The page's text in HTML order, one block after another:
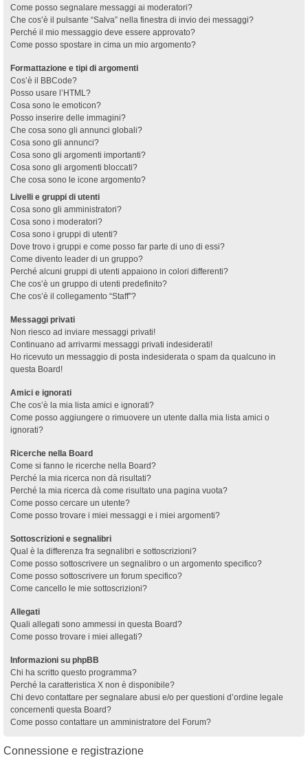
Come posso segnalare messaggi ai moderatori?
Che cos’è il pulsante “Salva” nella finestra di invio dei messaggi?
Perché il mio messaggio deve essere approvato?
Come posso spostare in cima un mio argomento?
Formattazione e tipi di argomenti
Cos’è il BBCode?
Posso usare l’HTML?
Cosa sono le emoticon?
Posso inserire delle immagini?
Che cosa sono gli annunci globali?
Cosa sono gli annunci?
Cosa sono gli argomenti importanti?
Cosa sono gli argomenti bloccati?
Che cosa sono le icone argomento?
Livelli e gruppi di utenti
Cosa sono gli amministratori?
Cosa sono i moderatori?
Cosa sono i gruppi di utenti?
Dove trovo i gruppi e come posso far parte di uno di essi?
Come divento leader di un gruppo?
Perché alcuni gruppi di utenti appaiono in colori differenti?
Che cos’è un gruppo di utenti predefinito?
Che cos’è il collegamento “Staff”?
Messaggi privati
Non riesco ad inviare messaggi privati!
Continuano ad arrivarmi messaggi privati indesiderati!
Ho ricevuto un messaggio di posta indesiderata o spam da qualcuno in
questa Board!
Amici e ignorati
Che cos’è la mia lista amici e ignorati?
Come posso aggiungere o rimuovere un utente dalla mia lista amici o
ignorati?
Ricerche nella Board
Come si fanno le ricerche nella Board?
Perché la mia ricerca non dà risultati?
Perché la mia ricerca dà come risultato una pagina vuota?
Come posso cercare un utente?
Come posso trovare i miei messaggi e i miei argomenti?
Sottoscrizioni e segnalibri
Qual è la differenza fra segnalibri e sottoscrizioni?
Come posso sottoscrivere un segnalibro o un argomento specifico?
Come posso sottoscrivere un forum specifico?
Come cancello le mie sottoscrizioni?
Allegati
Quali allegati sono ammessi in questa Board?
Come posso trovare i miei allegati?
Informazioni su phpBB
Chi ha scritto questo programma?
Perché la caratteristica X non è disponibile?
Chi devo contattare per segnalare abusi e/o per questioni d’ordine legale
concernenti questa Board?
Come posso contattare un amministratore del Forum?
Connessione e registrazione